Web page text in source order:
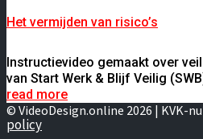
Het vermijden van risico’s
Instructievideo gemaakt over
van Start Werk & Blijf Veilig
read more
© VideoDesign.online 2026 | KVK-
policy